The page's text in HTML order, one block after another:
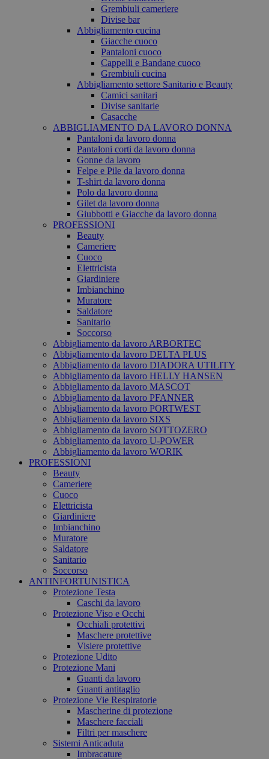
Grembiuli cameriere
Divise bar
Abbigliamento cucina
Giacche cuoco
Pantaloni cuoco
Cappelli e Bandane cuoco
Grembiuli cucina
Abbigliamento settore Sanitario e Beauty
Camici sanitari
Divise sanitarie
Casacche
ABBIGLIAMENTO DA LAVORO DONNA
Pantaloni da lavoro donna
Pantaloni corti da lavoro donna
Gonne da lavoro
Felpe e Pile da lavoro donna
T-shirt da lavoro donna
Polo da lavoro donna
Gilet da lavoro donna
Giubbotti e Giacche da lavoro donna
PROFESSIONI
Beauty
Cameriere
Cuoco
Elettricista
Giardiniere
Imbianchino
Muratore
Saldatore
Sanitario
Soccorso
Abbigliamento da lavoro ARBORTEC
Abbigliamento da lavoro DELTA PLUS
Abbigliamento da lavoro DIADORA UTILITY
Abbigliamento da lavoro HELLY HANSEN
Abbigliamento da lavoro MASCOT
Abbigliamento da lavoro PFANNER
Abbigliamento da lavoro PORTWEST
Abbigliamento da lavoro SIXS
Abbigliamento da lavoro SOTTOZERO
Abbigliamento da lavoro U-POWER
Abbigliamento da lavoro WORIK
PROFESSIONI
Beauty
Cameriere
Cuoco
Elettricista
Giardiniere
Imbianchino
Muratore
Saldatore
Sanitario
Soccorso
ANTINFORTUNISTICA
Protezione Testa
Caschi da lavoro
Protezione Viso e Occhi
Occhiali protettivi
Maschere protettive
Visiere protettive
Protezione Udito
Protezione Mani
Guanti da lavoro
Guanti antitaglio
Protezione Vie Respiratorie
Mascherine di protezione
Maschere facciali
Filtri per maschere
Sistemi Anticaduta
Imbracature